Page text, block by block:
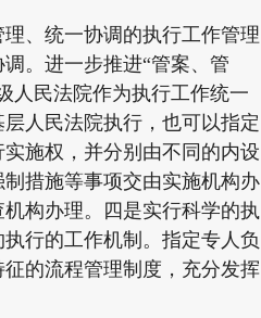
、统一协调的执行工作管理
。进一步推进“管案、管
人民法院作为执行工作统一
人民法院执行，也可以指定
施权，并分别由不同的内设
措施等事项交由实施机构办
构办理。四是实行科学的执
行的工作机制。指定专人负
的流程管理制度，充分发挥